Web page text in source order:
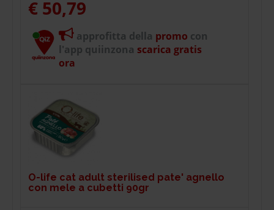
€ 50,79
approfitta della promo con
l'app quiinzona scarica gratis
ora
O-life cat adult sterilised pate' agnello
con mele a cubetti 90gr